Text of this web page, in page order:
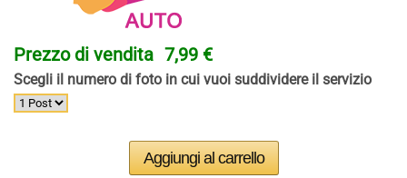
Prezzo di vendita 7,99 €
Scegli il numero di foto in cui vuoi suddividere il servizio